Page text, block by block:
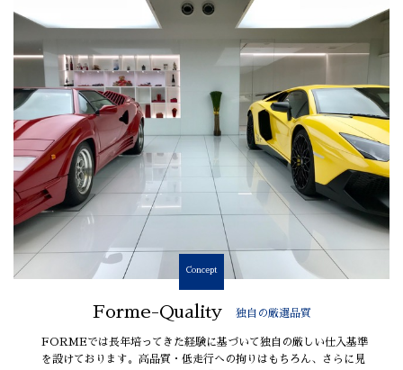
Concept
Forme-Quality 独自の厳選品質
FORMEでは長年培ってきた経験に基づいて独自の厳しい仕入基準
を設けております。高品質・低走行への拘りはもちろん、さらに見